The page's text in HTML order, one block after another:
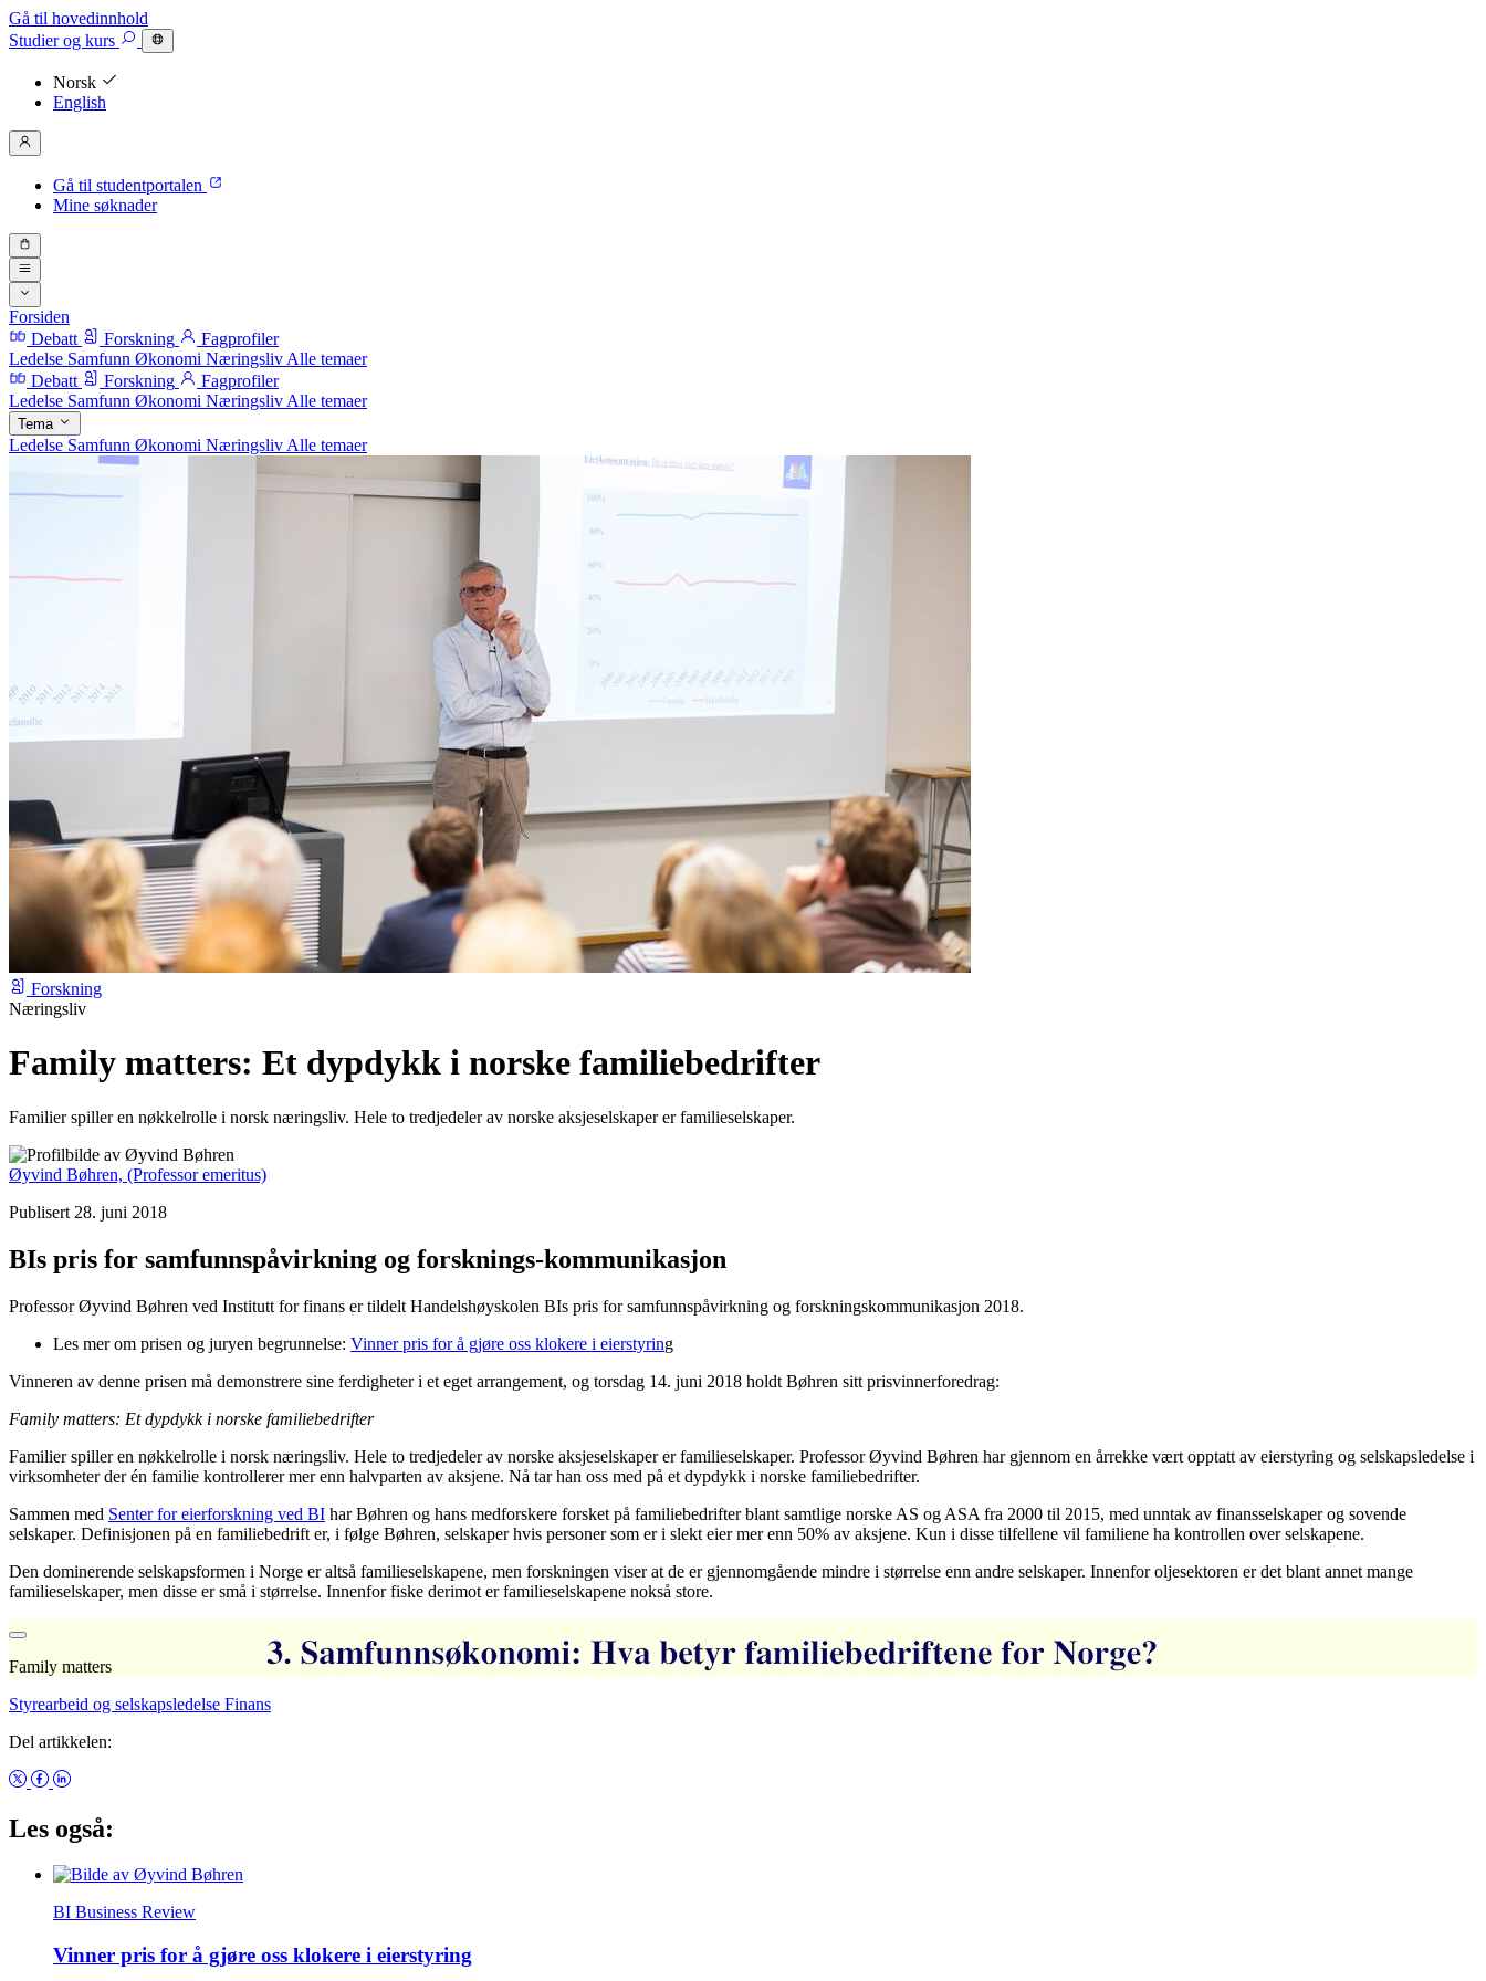
Gå til hovedinnhold
Studierog kurs
Norsk
English
Gå til studentportalen
Mine søknader
Forsiden
Debatt
Forskning
Fagprofiler
Ledelse Samfunn Økonomi Næringsliv Alle temaer
Debatt
Forskning
Fagprofiler
Ledelse Samfunn Økonomi Næringsliv Alle temaer
Tema
Ledelse Samfunn Økonomi Næringsliv Alle temaer
Forskning
Næringsliv
Family matters: Et dypdykk i norske familie­bedrifter
Familier spiller en nøkkelrolle i norsk næringsliv. Hele to tredjedeler av norske aksjeselskaper er familieselskaper.
Øyvind Bøhren, (Professor emeritus)
Publisert 28. juni 2018
BIs pris for samfunnspåvirkning og forsknings-kommunikasjon
Professor Øyvind Bøhren ved Institutt for finans er tildelt Handelshøyskolen BIs pris for samfunnspåvirkning og forskningskommunikasjon 2018.
Les mer om prisen og juryen begrunnelse: Vinner pris for å gjøre oss klokere i eierstyring
Vinneren av denne prisen må demonstrere sine ferdigheter i et eget arrangement, og torsdag 14. juni 2018 holdt Bøhren sitt prisvinnerforedrag:
Family matters: Et dypdykk i norske familiebedrifter
Familier spiller en nøkkelrolle i norsk næringsliv. Hele to tredjedeler av norske aksjeselskaper er familieselskaper. Professor Øyvind Bøhren har gjennom en årrekke vært opptatt av eierstyring og selskapsledelse i
virksomheter der én familie kontrollerer mer enn halvparten av aksjene. Nå tar han oss med på et dypdykk i norske familiebedrifter.
Sammen med Senter for eierforskning ved BI har Bøhren og hans medforskere forsket på familiebedrifter blant samtlige norske AS og ASA fra 2000 til 2015, med unntak av finansselskaper og sovende
selskaper. Definisjonen på en familiebedrift er, i følge Bøhren, selskaper hvis personer som er i slekt eier mer enn 50% av aksjene. Kun i disse tilfellene vil familiene ha kontrollen over selskapene.
Den dominerende selskapsformen i Norge er altså familieselskapene, men forskningen viser at de er gjennomgående mindre i størrelse enn andre selskaper. Innenfor oljesektoren er det blant annet mange
familieselskaper, men disse er små i størrelse. Innenfor fiske derimot er familieselskapene nokså store.
Family matters
Styrearbeid og selskapsledelse Finans
Del artikkelen:
Les også:
BI Business Review
Vinner pris for å gjøre oss klokere i eierstyring